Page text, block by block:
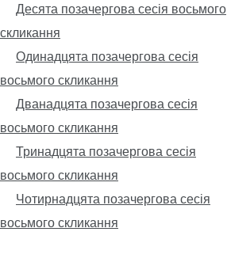
Десята позачергова сесія восьмого
скликання
Одинадцята позачергова сесія
восьмого скликання
Дванадцята позачергова сесія
восьмого скликання
Тринадцята позачергова сесія
восьмого скликання
Чотирнадцята позачергова сесія
восьмого скликання